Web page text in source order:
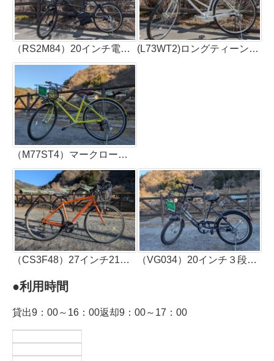
（RS2M84）20インチ電動自転車（1台）適正身長143ｃｍ以上 (L73WT2)ロングティーンSTD27インチ 3段ギア(1台) 適正身長148㎝以上
（M77ST4）マークローザ27インチ７段ギア（3台）適正身長149ｃｍ以上
（CS3F48）27インチ21段ギア（2台）適正身長164ｃｍ以上 （VG034）20インチ３段ギア（1台）適正身長137ｃｍ以上
●利用時間
貸出9：00～16：00返却9：00～17：00